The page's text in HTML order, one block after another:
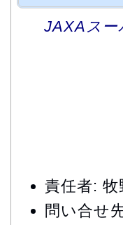
JAXAスー
責任者:
問い合せ